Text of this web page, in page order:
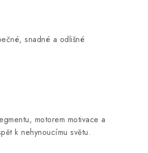
snadné a odlišné
motorem motivace a
k nehynoucímu světu.